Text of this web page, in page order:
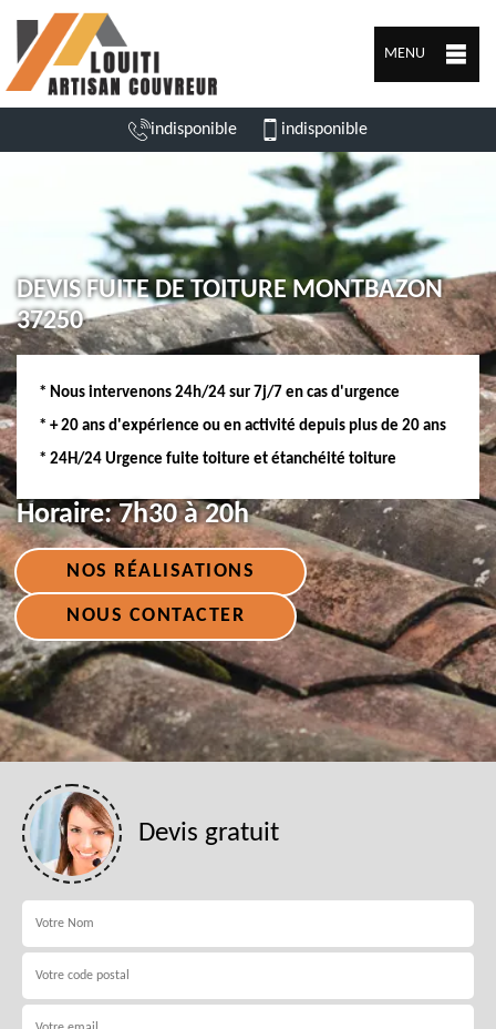
MENU
indisponible indisponible
DEVIS FUITE DE TOITURE MONTBAZON
37250
* Nous intervenons 24h/24 sur 7j/7 en cas d'urgence
* + 20 ans d'expérience ou en activité depuis plus de 20 ans
* 24H/24 Urgence fuite toiture et étanchéité toiture
Horaire:7h30 à 20h
NOS RÉALISATIONS
NOUS CONTACTER
Devis gratuit